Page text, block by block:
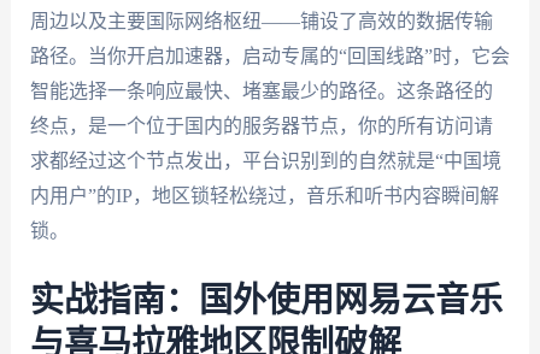
周边以及主要国际网络枢纽——铺设了高效的数据传输
路径。当你开启加速器，启动专属的“回国线路”时，它会
智能选择一条响应最快、堵塞最少的路径。这条路径的
终点，是一个位于国内的服务器节点，你的所有访问请
求都经过这个节点发出，平台识别到的自然就是“中国境
内用户”的IP，地区锁轻松绕过，音乐和听书内容瞬间解
锁。
实战指南：国外使用网易云音乐
与喜马拉雅地区限制破解